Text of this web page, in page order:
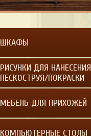
ШКАФЫ
РИСУНКИ ДЛЯ НАНЕСЕНИЯ
ПЕСКОСТРУЯ/ПОКРАСКИ
МЕБЕЛЬ ДЛЯ ПРИХОЖЕЙ
КОМПЬЮТЕРНЫЕ СТОЛЫ